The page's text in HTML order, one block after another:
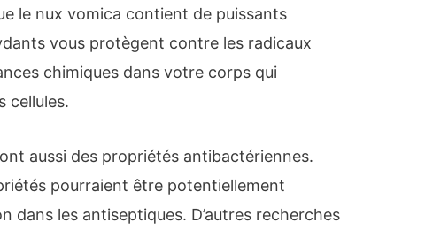
le nux vomica contient de puissants
vous protègent contre les radicaux
chimiques dans votre corps qui
cellules.
aussi des propriétés antibactériennes.
pourraient être potentiellement
dans les antiseptiques. D’autres recherches